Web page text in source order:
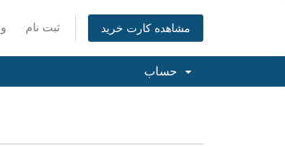
ثبت نام مشاهده کارت خرید